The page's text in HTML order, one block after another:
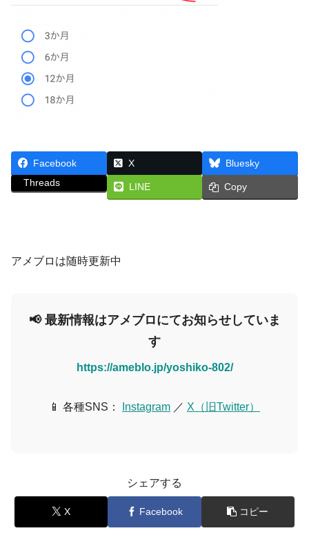
Facebook X
Bluesky
Threads
LINE Copy
アメブロは随時更新中
📢 最新情報はアメブロにてお知らせしていま
す
https://ameblo.jp/yoshiko-802/
📱 各種SNS： Instagram ／ X（旧Twitter）
シェアする
X Facebook コピー